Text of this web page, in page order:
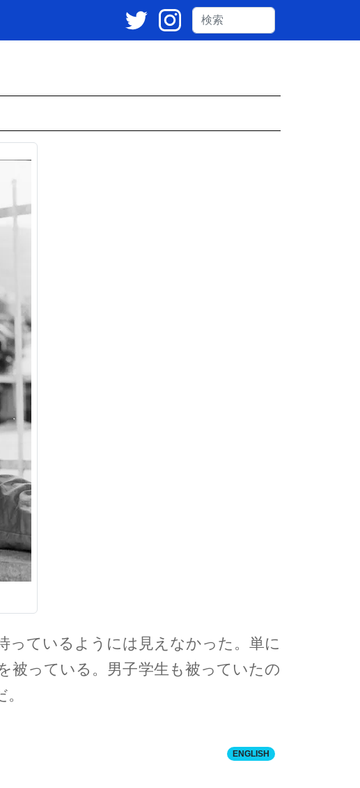
ているようには見えなかった。単に
被っている。男子学生も被っていたの
ENGLISH